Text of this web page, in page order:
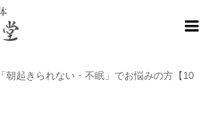
「朝起きられない・不眠」でお悩みの方【10